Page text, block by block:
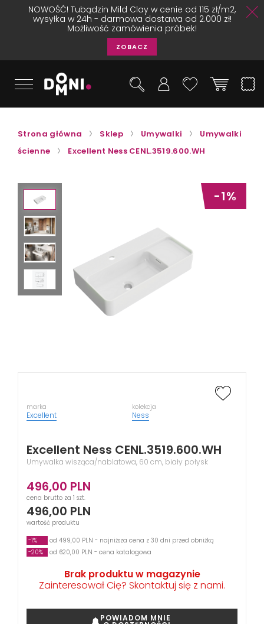
NOWOŚĆ! Tubądzin Mild Clay w cenie od 115 zł/m2,
wysyłka w 24h - darmowa dostawa od 2.000 zł!
Możliwość zamówienia próbek!
ZOBACZ
Strona główna Sklep Umywalki
Umywalki
ścienne
Excellent Ness CENL.3519.600.WH
-1%
marka
Excellent
kolekcja
Ness
Excellent Ness CENL.3519.600.WH
Umywalka wisząca/nablatowa, 60 cm, biały połysk
496,00 PLN
cena brutto za 1 szt.
496,00 PLN
wartość produktu
-1%
od 499,00 PLN - najniższa cena z 30 dni przed obniżką
-20%
od 620,00 PLN - cena katalogowa
Brak produktu w magazynie
Zainteresował Cię? Skontaktuj się z nami.
POWIADOM MNIE